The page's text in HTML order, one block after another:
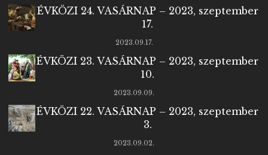
ÉVKÖZI 24. VASÁRNAP – 2023, szeptember
17.
2023.09.17.
ÉVKÖZI 23. VASÁRNAP – 2023, szeptember
10.
2023.09.09.
ÉVKÖZI 22. VASÁRNAP – 2023, szeptember
3.
2023.09.02.